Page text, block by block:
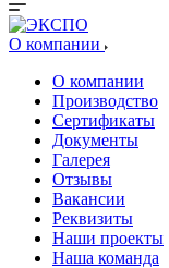
О компании
О компании
Производство
Сертификаты
Документы
Галерея
Отзывы
Вакансии
Реквизиты
Наши проекты
Наша команда